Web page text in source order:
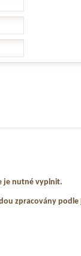
je nutné vyplnit.
zpracovány podle